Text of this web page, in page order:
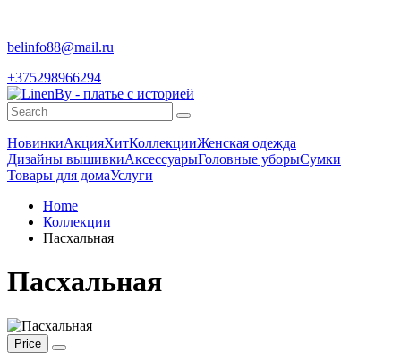
belinfo88@mail.ru
+375298966294
НовинкиАкцияХитКоллекцииЖенская одежда
Дизайны вышивкиАксессуарыГоловные уборыСумки
Товары для домаУслуги
Home
Коллекции
Пасхальная
Пасхальная
Price